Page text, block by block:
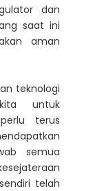
dan
saat ini
aman
teknologi
untuk
terus
semua
telah